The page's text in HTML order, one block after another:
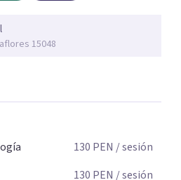
que interfieren en su vida
iniciar este
15048
130 PEN / sesión
130 PEN / sesión